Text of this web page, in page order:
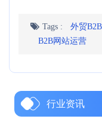
Tags : 外贸
B2B网站运营
行业资讯